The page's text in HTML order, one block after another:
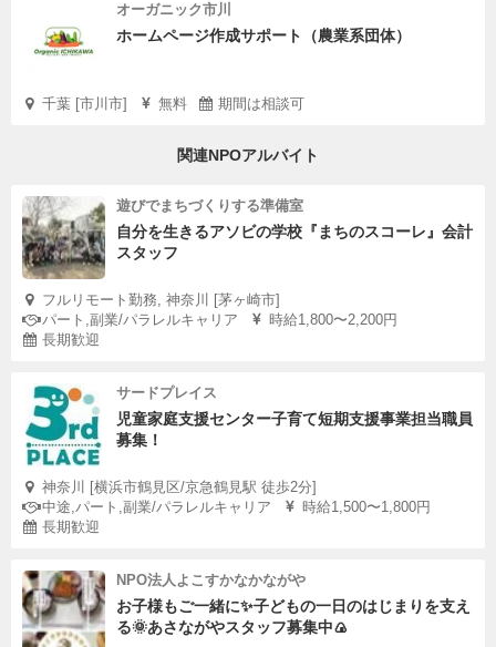
オーガニック市川
ホームページ作成サポート（農業系団体）
千葉 [市川市] 無料 期間は相談可
関連NPOアルバイト
遊びでまちづくりする準備室
自分を生きるアソビの学校『まちのスコーレ』会計
スタッフ
フルリモート勤務, 神奈川 [茅ヶ崎市]
パート,副業/パラレルキャリア
時給1,800〜2,200円
長期歓迎
サードプレイス
児童家庭支援センター子育て短期支援事業担当職員
募集！
神奈川 [横浜市鶴見区/京急鶴見駅 徒歩2分]
中途,パート,副業/パラレルキャリア
時給1,500〜1,800円
長期歓迎
NPO法人よこすかなかながや
お子様もご一緒に✨子どもの一日のはじまりを支え
る🌞あさながやスタッフ募集中🍙